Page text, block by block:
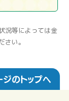
況等によっては金
い。